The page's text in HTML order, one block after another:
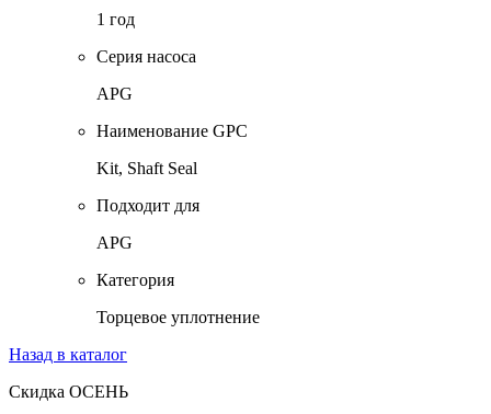
1 год
Серия насоса
APG
Наименование GPC
Kit, Shaft Seal
Подходит для
APG
Категория
Торцевое уплотнение
Назад в каталог
Скидка ОСЕНЬ